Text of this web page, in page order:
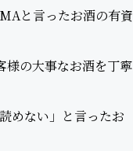
と言ったお酒の有資
様の大事なお酒を丁寧
めない」と言ったお